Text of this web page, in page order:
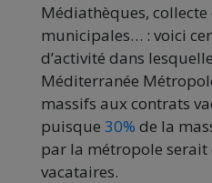
Médiathèques, collecte
municipales… : voici
d’activité dans
Méditerranée
massifs aux contrats
puisque 30% de la
par la métropole serait
vacataires.